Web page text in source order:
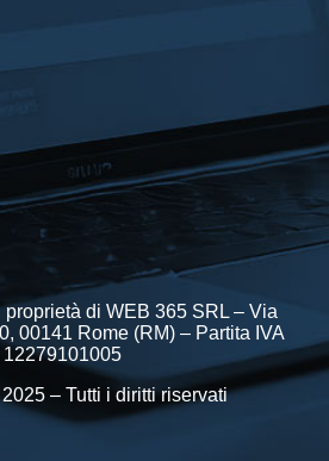
proprietà di WEB 365 SRL – Via
00141 Rome (RM) – Partita IVA
12279101005
– Tutti i diritti riservati